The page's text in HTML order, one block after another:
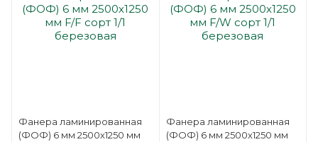
Фанера ламинированная
(ФОФ) 6 мм 2500х1250 мм
Фанера ламинированная
(ФОФ) 6 мм 2500х1250 мм